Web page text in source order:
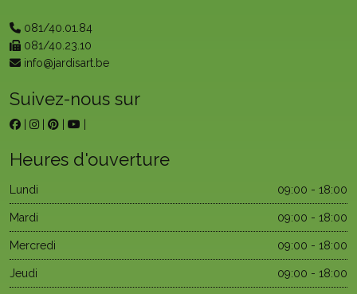
081/40.01.84
081/40.23.10
info@jardisart.be
Suivez-nous sur
Heures d'ouverture
Lundi 09:00 - 18:00
Mardi 09:00 - 18:00
Mercredi 09:00 - 18:00
Jeudi 09:00 - 18:00